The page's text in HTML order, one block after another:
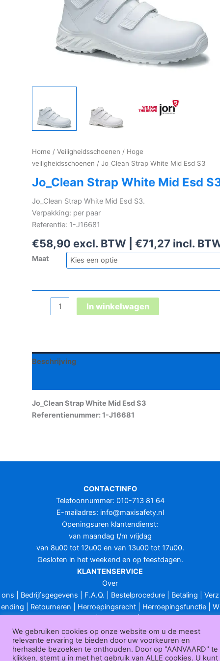
Home / Veiligheidsschoenen / Hoge
veiligheidsschoenen / Jo_Clean Strap White Mid Esd S3
Jo_Clean Strap White Mid Esd
Jo_Clean Strap White Mid Esd S3.
Verpakking: per paar
Referentie: 1-J16681
€58,90 excl. BTW | €71,27 incl.
Maat
Jo_Clean
Esd
S3
In winkelwagen
Beschrijving
Jo_Clean Strap White Mid Esd S3
Referentienummer: 1-J16681
CONTACTINFO
Telefoonnummer: 010-713 81 64
E-mailadres: info@maxisafety.nl
Openingsuren klantendienst:
van maandag t/m vrijdag
van 8u00 tot 12u00 en van 13u00 tot 17u00.
Gesloten in het weekend en op feestdagen.
KLANTENSERVICE
Over
ons
Bedrijfsgegevens F.A.Q. Bestelprocedure| Betaling
Verz
ending
Retourneren Herroepingsrecht| Herroepingsfunctie| W
Algemene voorwaarden|Privacy policy|Sitemap| Disclaimer
Maxisafety.nl © 2026
We gebruiken cookies op onze website om u de meest
relevante ervaring te bieden door uw voorkeuren en
herhaalde bezoeken te onthouden. Door op "AANVAARD" te
klikken, stemt u in met het gebruik van ALLE cookies. U kunt